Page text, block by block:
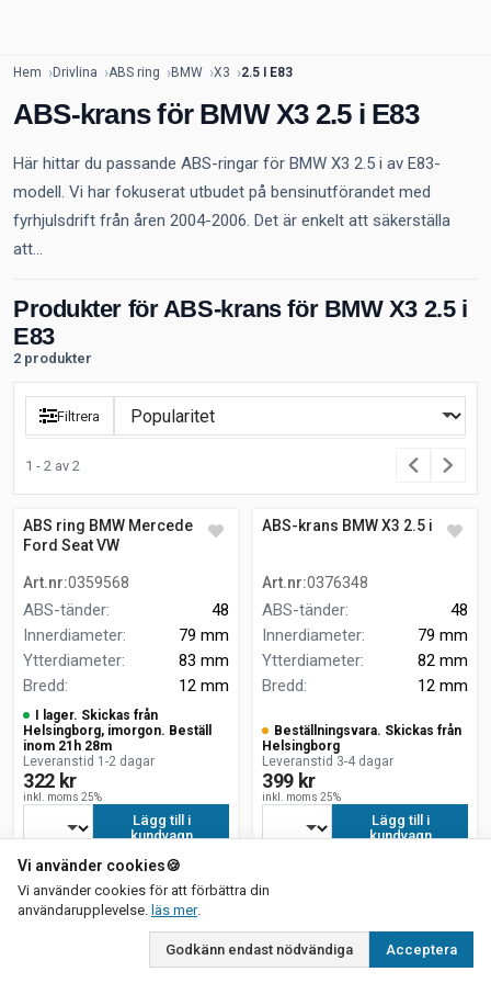
Hem Drivlina ABS ring BMW X3 2.5 I E83
ABS-krans för BMW X3 2.5 i E83
Här hittar du passande ABS-ringar för BMW X3 2.5 i av E83-
modell. Vi har fokuserat utbudet på bensinutförandet med
fyrhjulsdrift från åren 2004-2006. Det är enkelt att säkerställa
att...
Produkter för ABS-krans för BMW X3 2.5 i
E83
2 produkter
Filtrera
1 - 2 av 2
ABS ring BMW Mercedes
Ford Seat VW
Art.nr:0359568
ABS-tänder:
48
Innerdiameter:
79 mm
Ytterdiameter:
83 mm
Bredd: 12 mm
I lager. Skickas från
Helsingborg, imorgon. Beställ
inom 21h 28m
Leveranstid 1-2 dagar
322 kr
inkl. moms 25%
Lägg till i
kundvagn
ABS-krans BMW X3 2.5 i
Art.nr:0376348
ABS-tänder:
48
Innerdiameter:
79 mm
Ytterdiameter:
82 mm
Bredd: 12 mm
Beställningsvara. Skickas från
Helsingborg
Leveranstid 3-4 dagar
399 kr
inkl. moms 25%
Lägg till i
kundvagn
Vi använder cookies🍪
Vi använder cookies för att förbättra din
användarupplevelse. läs merom vår integritetspolicy
.
Godkänn endast nödvändiga Acceptera